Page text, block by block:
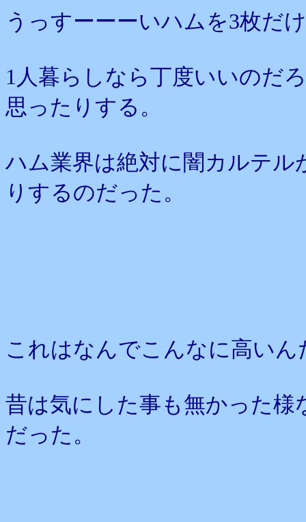
うっすーーーいハムを3枚だ
1人暮らしなら丁度いいのだ
思ったりする。
ハム業界は絶対に闇カルテ
りするのだった。
これはなんでこんなに高いん
昔は気にした事も無かった
だった。